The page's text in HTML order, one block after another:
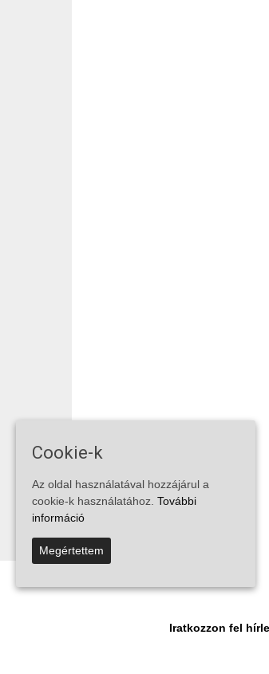
Iratkozzon fel
Cookie-k
Az oldal használatával hozzájárul a
cookie-k használatához. További
információ
Megértettem